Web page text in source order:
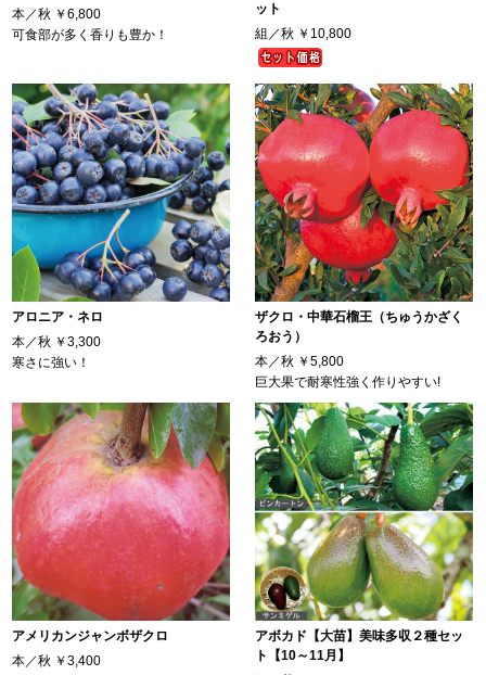
本／秋 ￥6,800
可食部が多く香りも豊か！
ット
組／秋 ￥10,800
アロニア・ネロ
本／秋 ￥3,300
寒さに強い！
ザクロ・中華石榴王（ちゅうかざく
ろおう）
本／秋 ￥5,800
巨大果で耐寒性強く作りやすい!
アメリカンジャンボザクロ
本／秋 ￥3,400
アボカド【大苗】美味多収２種セッ
ト【10～11月】